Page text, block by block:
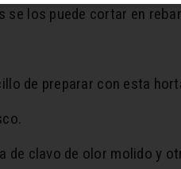
se los puede cortar en
de preparar con esta
de clavo de olor molido y